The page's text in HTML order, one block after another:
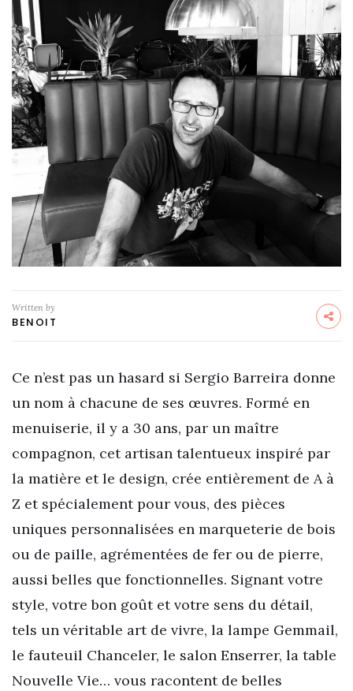
Written by
BENOIT
Ce n’est pas un hasard si Sergio Barreira donne
un nom à chacune de ses œuvres. Formé en
menuiserie, il y a 30 ans, par un maître
compagnon, cet artisan talentueux inspiré par
la matière et le design, crée entièrement de A à
Z et spécialement pour vous, des pièces
uniques personnalisées en marqueterie de bois
ou de paille, agrémentées de fer ou de pierre,
aussi belles que fonctionnelles. Signant votre
style, votre bon goût et votre sens du détail,
tels un véritable art de vivre, la lampe Gemmail,
le fauteuil Chanceler, le salon Enserrer, la table
Nouvelle Vie… vous racontent de belles